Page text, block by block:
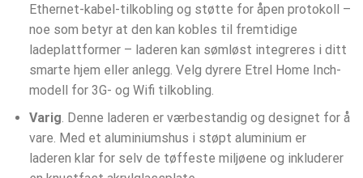
Ethernet-kabel-tilkobling og støtte for åpen protokoll –
noe som betyr at den kan kobles til fremtidige
ladeplattformer – laderen kan sømløst integreres i ditt
smarte hjem eller anlegg. Velg dyrere Etrel Home Inch-
modell for 3G- og Wifi tilkobling.
Varig. Denne laderen er værbestandig og designet for å
vare. Med et aluminiumshus i støpt aluminium er
laderen klar for selv de tøffeste miljøene og inkluderer